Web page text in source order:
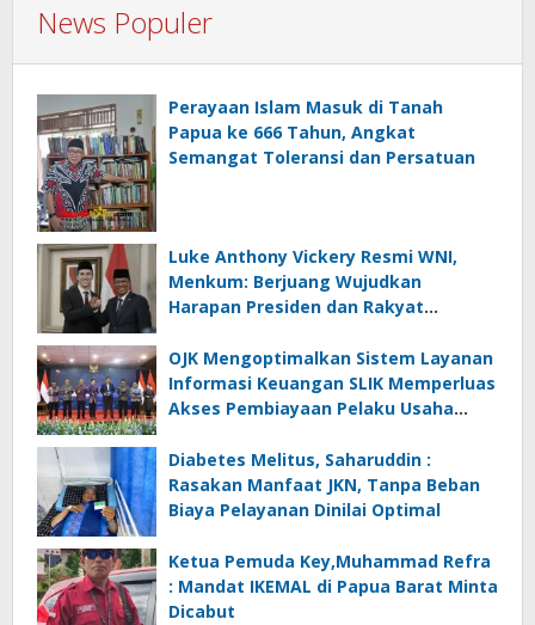
News Populer
Perayaan Islam Masuk di Tanah
Papua ke 666 Tahun, Angkat
Semangat Toleransi dan Persatuan
Luke Anthony Vickery Resmi WNI,
Menkum: Berjuang Wujudkan
Harapan Presiden dan Rakyat
OJK Mengoptimalkan Sistem Layanan
Informasi Keuangan SLIK Memperluas
Akses Pembiayaan Pelaku Usaha
Diabetes Melitus, Saharuddin :
Rasakan Manfaat JKN, Tanpa Beban
Biaya Pelayanan Dinilai Optimal
Ketua Pemuda Key,Muhammad Refra
: Mandat IKEMAL di Papua Barat Minta
Dicabut